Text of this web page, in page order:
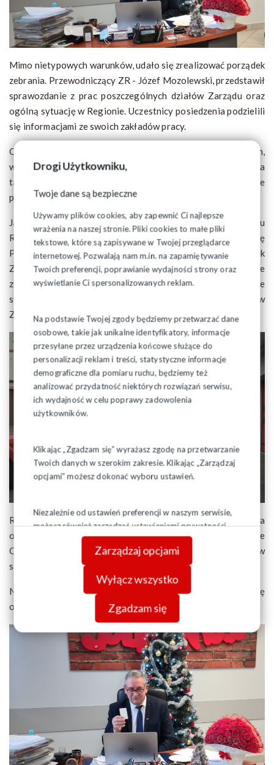
Drogi Użytkowniku,
Twoje dane są bezpieczne
Używamy plików cookies, aby zapewnić Ci najlepsze
wrażenia na naszej stronie. Pliki cookies to małe pliki
tekstowe, które są zapisywane w Twojej przeglądarce
internetowej. Pozwalają nam m.in. na zapamiętywanie
Twoich preferencji, poprawianie wydajności strony oraz
wyświetlanie Ci spersonalizowanych reklam.
Na podstawie Twojej zgody będziemy przetwarzać dane
osobowe, takie jak unikalne identyfikatory, informacje
przesyłane przez urządzenia końcowe służące do
personalizacji reklam i treści, statystyczne informacje
demograficzne dla pomiaru ruchu, będziemy też
analizować przydatność niektórych rozwiązań serwisu,
ich wydajność w celu poprawy zadowolenia
użytkowników.
Klikając „Zgadzam się” wyrażasz zgodę na przetwarzanie
Twoich danych w szerokim zakresie. Klikając „Zarządzaj
opcjami” możesz dokonać wyboru ustawień.
Niezależnie od ustawień preferencji w naszym serwisie,
możesz również zarządzać ustawieniami prywatności
swojej przeglądarki. Więcej informacji o przetwarzaniu
danych znajdziesz wPolityce prywatności.
Zarządzaj opcjami
Wyłącz wszystko
Zgadzam się
Mimo nietypowych warunków, udało się zrealizować porządek
zebrania. Przewodniczący ZR - Józef Mozolewski, przedstawił
sprawozdanie z prac poszczególnych działów Zarządu oraz
ogólną sytuację w Regionie. Uczestnicy posiedzenia podzielili
się informacjami ze swoich zakładów pracy.
Omówiono również funkcjonowanie programów rabatowych,
wydawanie Elektronicznej Legitymacji Członkowskiej ( która
także upoważnia do uzyskiwania zniżek ) oraz inne akcje
promocyjno - rozwojowe.
Jako wzór działąń rozwojowych, Przewodniczący Zarządu
Regionu wskazał Międzyregionalną Podlaską Sekcję
Pożarnictwa, na której czele stoi Maciej Łozowski - członek
Zarządu Regonu. Wspomniana sekcja systematycznie
zwiększą liczebność swoich członków, a w ostatnim czasie
swoją działalnością objęłą Komendę Powiatową PSP w
Zambrowie i Komendę Powiatową PSP w Sokółce.
Również w ostatnim czasie została zarejsstrowana nowa
organizacja związkowa w Wojewódzkim Inspektoracie
Ochrony Roślin i Nsiennictwa w Białymstoku. Witamy w
szeregach podlaskiej Solidarności.
Na zakończenie Przewodniczący ZR symbolicznie podzielił się
opłatkiem i zakończył posiedzenie